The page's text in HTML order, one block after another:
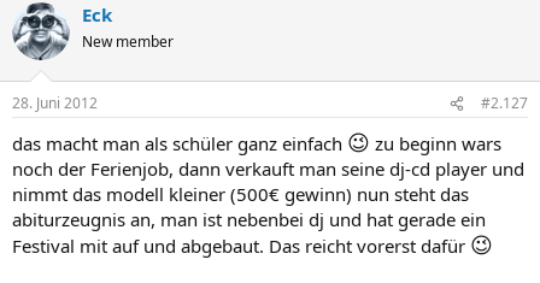
Eck
New member
28. Juni 2012 #2.127
das macht man als schüler ganz einfach 😉 zu beginn wars
noch der Ferienjob, dann verkauft man seine dj-cd player und
nimmt das modell kleiner (500€ gewinn) nun steht das
abiturzeugnis an, man ist nebenbei dj und hat gerade ein
Festival mit auf und abgebaut. Das reicht vorerst dafür 😉